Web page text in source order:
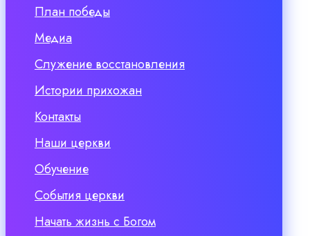
План победы
Медиа
Служение восстановления
Истории прихожан
Контакты
Наши церкви
Обучение
События церкви
Начать жизнь с Богом